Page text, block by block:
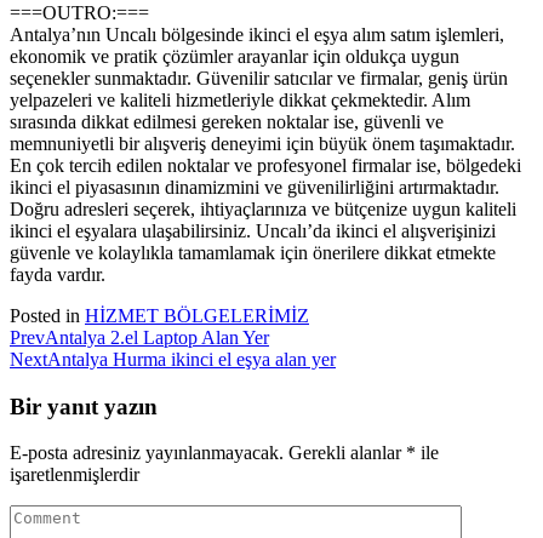
===OUTRO:===
Antalya’nın Uncalı bölgesinde ikinci el eşya alım satım işlemleri,
ekonomik ve pratik çözümler arayanlar için oldukça uygun
seçenekler sunmaktadır. Güvenilir satıcılar ve firmalar, geniş ürün
yelpazeleri ve kaliteli hizmetleriyle dikkat çekmektedir. Alım
sırasında dikkat edilmesi gereken noktalar ise, güvenli ve
memnuniyetli bir alışveriş deneyimi için büyük önem taşımaktadır.
En çok tercih edilen noktalar ve profesyonel firmalar ise, bölgedeki
ikinci el piyasasının dinamizmini ve güvenilirliğini artırmaktadır.
Doğru adresleri seçerek, ihtiyaçlarınıza ve bütçenize uygun kaliteli
ikinci el eşyalara ulaşabilirsiniz. Uncalı’da ikinci el alışverişinizi
güvenle ve kolaylıkla tamamlamak için önerilere dikkat etmekte
fayda vardır.
Posted in HİZMET BÖLGELERİMİZ
PrevAntalya 2.el Laptop Alan Yer
NextAntalya Hurma ikinci el eşya alan yer
Bir yanıt yazın
E-posta adresiniz yayınlanmayacak. Gerekli alanlar * ile
işaretlenmişlerdir